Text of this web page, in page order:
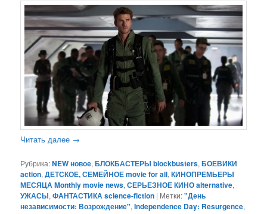
Читать далее →
Рубрика:NEW новое,БЛОКБАСТЕРЫ blockbusters,БОЕВИКИ
action,ДЕТСКОЕ, СЕМЕЙНОЕ movie for all,КИНОПРЕМЬЕРЫ
МЕСЯЦА Monthly movie news,СЕРЬЕЗНОЕ КИНО alternative,
УЖАСЫ,ФАНТАСТИКА science-fiction | Метки:"День
независимости: Возрождение",Independence Day: Resurgence,